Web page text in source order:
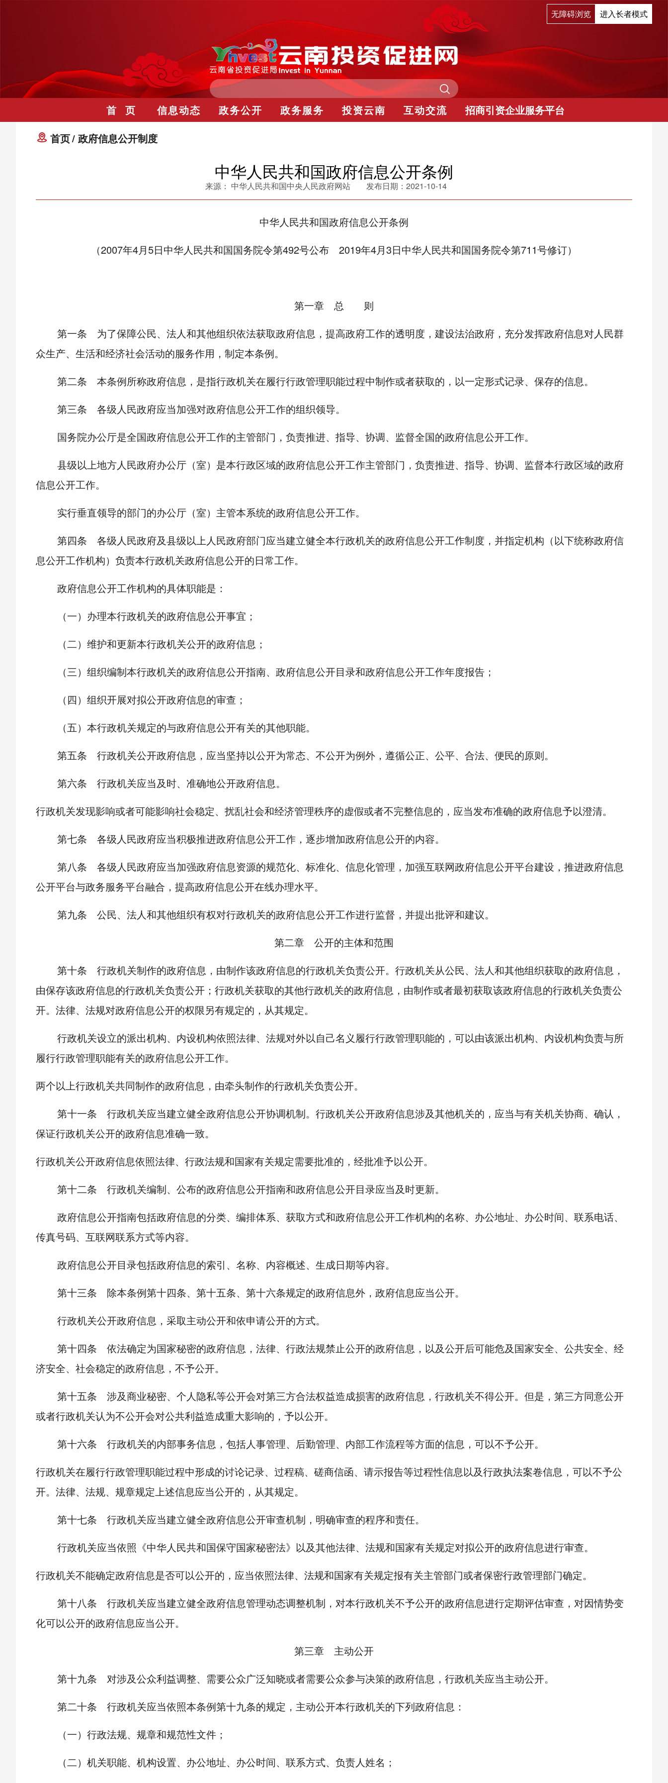
无障碍浏览 进入长者模式
首 页 信息动态 政务公开 政务服务 投资云南 互动交流
招商引资企业服务平台
首页 政府信息公开制度
中华人民共和国政府信息公开条例
来源： 中华人民共和国中央人民政府网站 发布日期： 2021-10-14
中华人民共和国政府信息公开条例
（2007年4月5日中华人民共和国国务院令第492号公布 2019年4月3日中华人民共和国国务院令第711号修订）
第一章 总 则
第一条 为了保障公民、法人和其他组织依法获取政府信息，提高政府工作的透明度，建设法治政府，充分发挥政府信息对人民群
众生产、生活和经济社会活动的服务作用，制定本条例。
第二条 本条例所称政府信息，是指行政机关在履行行政管理职能过程中制作或者获取的，以一定形式记录、保存的信息。
第三条 各级人民政府应当加强对政府信息公开工作的组织领导。
国务院办公厅是全国政府信息公开工作的主管部门，负责推进、指导、协调、监督全国的政府信息公开工作。
县级以上地方人民政府办公厅（室）是本行政区域的政府信息公开工作主管部门，负责推进、指导、协调、监督本行政区域的政府
信息公开工作。
实行垂直领导的部门的办公厅（室）主管本系统的政府信息公开工作。
第四条 各级人民政府及县级以上人民政府部门应当建立健全本行政机关的政府信息公开工作制度，并指定机构（以下统称政府信
息公开工作机构）负责本行政机关政府信息公开的日常工作。
政府信息公开工作机构的具体职能是：
（一）办理本行政机关的政府信息公开事宜；
（二）维护和更新本行政机关公开的政府信息；
（三）组织编制本行政机关的政府信息公开指南、政府信息公开目录和政府信息公开工作年度报告；
（四）组织开展对拟公开政府信息的审查；
（五）本行政机关规定的与政府信息公开有关的其他职能。
第五条 行政机关公开政府信息，应当坚持以公开为常态、不公开为例外，遵循公正、公平、合法、便民的原则。
第六条 行政机关应当及时、准确地公开政府信息。
行政机关发现影响或者可能影响社会稳定、扰乱社会和经济管理秩序的虚假或者不完整信息的，应当发布准确的政府信息予以澄清。
第七条 各级人民政府应当积极推进政府信息公开工作，逐步增加政府信息公开的内容。
第八条 各级人民政府应当加强政府信息资源的规范化、标准化、信息化管理，加强互联网政府信息公开平台建设，推进政府信息
公开平台与政务服务平台融合，提高政府信息公开在线办理水平。
第九条 公民、法人和其他组织有权对行政机关的政府信息公开工作进行监督，并提出批评和建议。
第二章 公开的主体和范围
第十条 行政机关制作的政府信息，由制作该政府信息的行政机关负责公开。行政机关从公民、法人和其他组织获取的政府信息，
由保存该政府信息的行政机关负责公开；行政机关获取的其他行政机关的政府信息，由制作或者最初获取该政府信息的行政机关负责公
开。法律、法规对政府信息公开的权限另有规定的，从其规定。
行政机关设立的派出机构、内设机构依照法律、法规对外以自己名义履行行政管理职能的，可以由该派出机构、内设机构负责与所
履行行政管理职能有关的政府信息公开工作。
两个以上行政机关共同制作的政府信息，由牵头制作的行政机关负责公开。
第十一条 行政机关应当建立健全政府信息公开协调机制。行政机关公开政府信息涉及其他机关的，应当与有关机关协商、确认，
保证行政机关公开的政府信息准确一致。
行政机关公开政府信息依照法律、行政法规和国家有关规定需要批准的，经批准予以公开。
第十二条 行政机关编制、公布的政府信息公开指南和政府信息公开目录应当及时更新。
政府信息公开指南包括政府信息的分类、编排体系、获取方式和政府信息公开工作机构的名称、办公地址、办公时间、联系电话、
传真号码、互联网联系方式等内容。
政府信息公开目录包括政府信息的索引、名称、内容概述、生成日期等内容。
第十三条 除本条例第十四条、第十五条、第十六条规定的政府信息外，政府信息应当公开。
行政机关公开政府信息，采取主动公开和依申请公开的方式。
第十四条 依法确定为国家秘密的政府信息，法律、行政法规禁止公开的政府信息，以及公开后可能危及国家安全、公共安全、经
济安全、社会稳定的政府信息，不予公开。
第十五条 涉及商业秘密、个人隐私等公开会对第三方合法权益造成损害的政府信息，行政机关不得公开。但是，第三方同意公开
或者行政机关认为不公开会对公共利益造成重大影响的，予以公开。
第十六条 行政机关的内部事务信息，包括人事管理、后勤管理、内部工作流程等方面的信息，可以不予公开。
行政机关在履行行政管理职能过程中形成的讨论记录、过程稿、磋商信函、请示报告等过程性信息以及行政执法案卷信息，可以不予公
开。法律、法规、规章规定上述信息应当公开的，从其规定。
第十七条 行政机关应当建立健全政府信息公开审查机制，明确审查的程序和责任。
行政机关应当依照《中华人民共和国保守国家秘密法》以及其他法律、法规和国家有关规定对拟公开的政府信息进行审查。
行政机关不能确定政府信息是否可以公开的，应当依照法律、法规和国家有关规定报有关主管部门或者保密行政管理部门确定。
第十八条 行政机关应当建立健全政府信息管理动态调整机制，对本行政机关不予公开的政府信息进行定期评估审查，对因情势变
化可以公开的政府信息应当公开。
第三章 主动公开
第十九条 对涉及公众利益调整、需要公众广泛知晓或者需要公众参与决策的政府信息，行政机关应当主动公开。
第二十条 行政机关应当依照本条例第十九条的规定，主动公开本行政机关的下列政府信息：
（一）行政法规、规章和规范性文件；
（二）机关职能、机构设置、办公地址、办公时间、联系方式、负责人姓名；